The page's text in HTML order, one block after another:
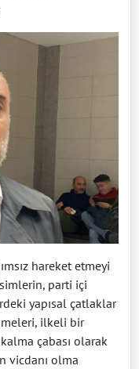
hareket etmeyi
parti içi
yapısal çatlaklar
ilkeli bir
çabası olarak
vicdanı olma